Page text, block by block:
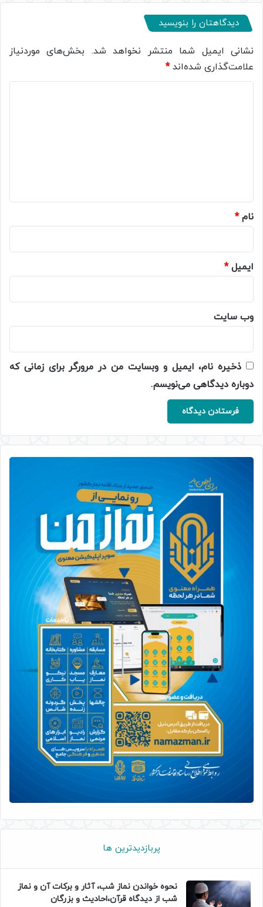
دیدگاهتان را بنویسید
نشانی ایمیل شما منتشر نخواهد شد. بخش‌های موردنیاز
علامت‌گذاری شده‌اند*
نام*
ایمیل*
وب‌ سایت
ذخیره نام، ایمیل و وبسایت من در مرورگر برای زمانی که
دوباره دیدگاهی می‌نویسم.
پربازدیدترین ها
نحوه خواندن نماز شب، آثار و برکات آن و نماز
شب از دیدگاه قرآن،احادیث و بزرگان